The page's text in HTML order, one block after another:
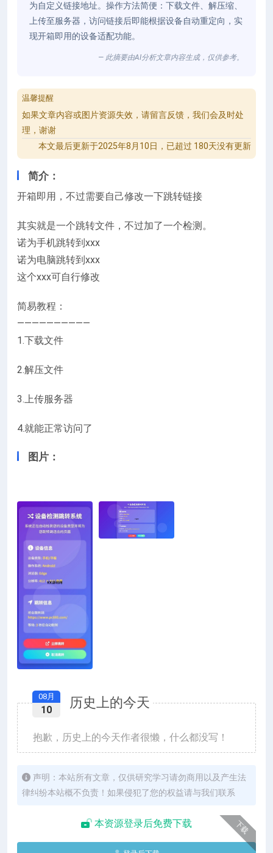
为自定义链接地址。操作方法简便：下载文件、解压缩、
上传至服务器，访问链接后即能根据设备自动重定向，实
现开箱即用的设备适配功能。
— 此摘要由AI分析文章内容生成，仅供参考。
温馨提醒
如果文章内容或图片资源失效，请留言反馈，我们会及时处
理，谢谢
本文最后更新于2025年8月10日，已超过 180天没有更新
简介：
开箱即用，不过需要自己修改一下跳转链接
其实就是一个跳转文件，不过加了一个检测。
诺为手机跳转到xxx
诺为电脑跳转到xxx
这个xxx可自行修改
简易教程：
——————————
1.下载文件
2.解压文件
3.上传服务器
4.就能正常访问了
图片：
历史上的今天
08月
10
抱歉，历史上的今天作者很懒，什么都没写！
声明：本站所有文章，仅供研究学习请勿商用以及产生法
律纠纷本站概不负责！如果侵犯了您的权益请与我们联系
下载
本资源登录后免费下载